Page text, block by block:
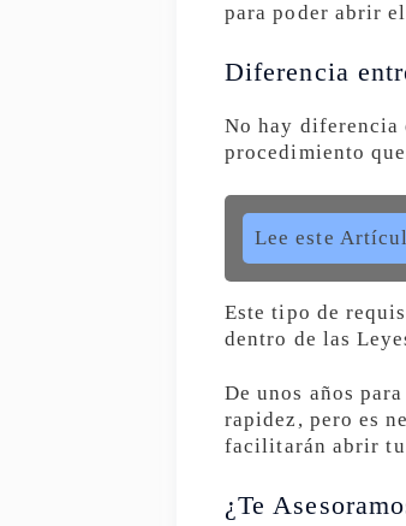
para poder abrir
Diferencia
No hay diferencia
procedimiento
Lee este
Este tipo de
dentro de las
De unos años
rapidez, pero es
facilitarán abrir tu
¿Te